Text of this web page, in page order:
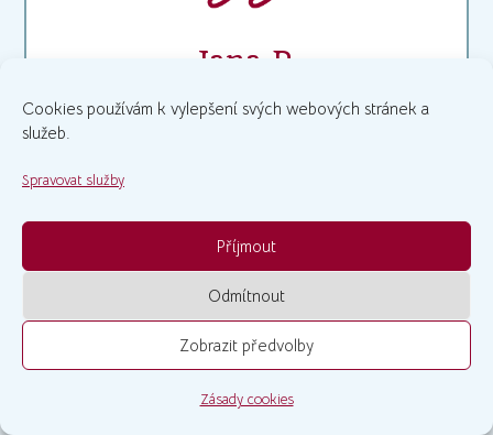
Cookies používám k vylepšení svých webových stránek a
služeb.
Spravovat služby
Příjmout
Odmítnout
Zobrazit předvolby
Zásady cookies
Jana P.
Skvěle vysvětlená výslovnost pro všechny
česky mluvící. Kde detailně a jednoduše víte,
jak jakou hlásku vytvořit a čím se liší oproti
nápomocná, vtipná a hlavně nadšená, což je
velmi nakažlivé! 🙂